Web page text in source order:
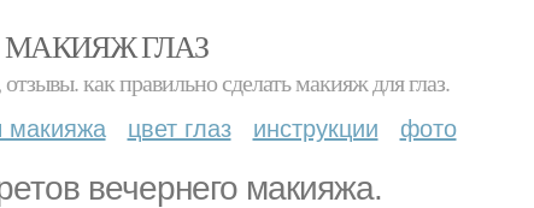
МАКИЯЖ ГЛАЗ
как правильно сделать макияж для глаз.
макияжа цвет глаз инструкции фото
вечернего макияжа.